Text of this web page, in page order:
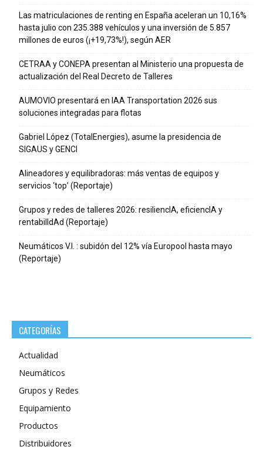
Las matriculaciones de renting en España aceleran un 10,16%
hasta julio con 235.388 vehículos y una inversión de 5.857
millones de euros (¡+19,73%!), según AER
CETRAA y CONEPA presentan al Ministerio una propuesta de
actualización del Real Decreto de Talleres
AUMOVIO presentará en IAA Transportation 2026 sus
soluciones integradas para flotas
Gabriel López (TotalEnergies), asume la presidencia de
SIGAUS y GENCI
Alineadores y equilibradoras: más ventas de equipos y
servicios ‘top’ (Reportaje)
Grupos y redes de talleres 2026: resiliencIA, eficiencIA y
rentabilIdAd (Reportaje)
Neumáticos V.I. : subidón del 12% vía Europool hasta mayo
(Reportaje)
CATEGORÍAS
Actualidad
Neumáticos
Grupos y Redes
Equipamiento
Productos
Distribuidores